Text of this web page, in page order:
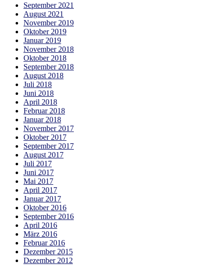
September 2021
August 2021
November 2019
Oktober 2019
Januar 2019
November 2018
Oktober 2018
September 2018
August 2018
Juli 2018
Juni 2018
April 2018
Februar 2018
Januar 2018
November 2017
Oktober 2017
September 2017
August 2017
Juli 2017
Juni 2017
Mai 2017
April 2017
Januar 2017
Oktober 2016
September 2016
April 2016
März 2016
Februar 2016
Dezember 2015
Dezember 2012